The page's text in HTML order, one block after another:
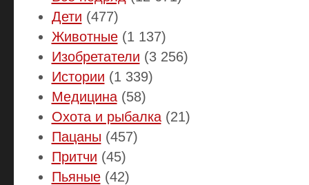
Дети (477)
Животные(1 137)
Изобретатели (3 256)
Истории (1 339)
Медицина(58)
Охота и рыбалка(21)
Пацаны (457)
Притчи (45)
Пьяные(42)